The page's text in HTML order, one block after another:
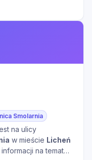
Smolarnia
na ulicy
w mieście Licheń
na temat